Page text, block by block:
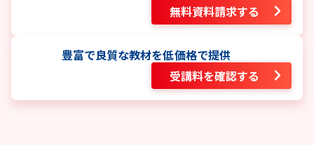
無料資料請求する
豊富で良質な教材を低価格で提供
受講料を確認する